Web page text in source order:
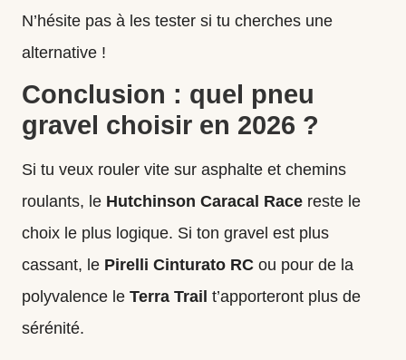
N’hésite pas à les tester si tu cherches une
alternative !
Conclusion : quel pneu
gravel choisir en 2026 ?
Si tu veux rouler vite sur asphalte et chemins
roulants, le Hutchinson Caracal Race reste le
choix le plus logique. Si ton gravel est plus
cassant, le Pirelli Cinturato RC ou pour de la
polyvalence le Terra Trail t’apporteront plus de
sérénité.